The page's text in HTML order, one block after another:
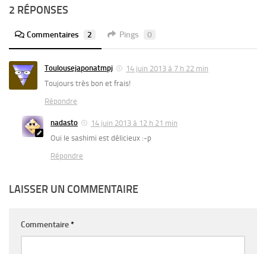
2 RÉPONSES
Commentaires 2 Pings 0
Toulousejaponatmpj
14 juin 2013 à 7 h 22 min
Toujours très bon et frais!
Répondre
nadasto
14 juin 2013 à 12 h 21 min
Oui le sashimi est délicieux :-p
Répondre
LAISSER UN COMMENTAIRE
Commentaire*